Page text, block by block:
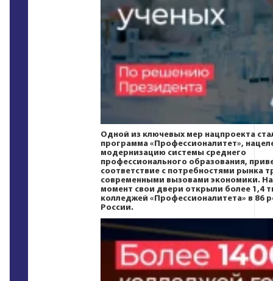
Одной из ключевых мер нацпроекта
программа «Профессионалитет»,
модернизацию системы среднего
профессионального образования,
соответствие с потребностями рынка
современными вызовами экономики.
момент свои двери открыли более 1,4
колледжей «Профессионалитета» в 86
России.